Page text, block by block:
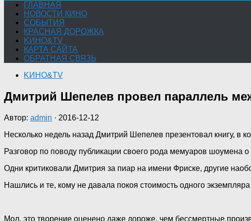
ГЛАВНАЯ
НОВОСТИ КИНО
СОБЫТИЯ
КРАСНАЯ ДОРОЖКА
KИНО&TV
КАРТА САЙТА
ОБРАТНАЯ СВЯЗЬ
KИНО&TV
Дмитрий Шепелев провел параллель
Автор: admin · 2016-12-12
Несколько недель назад Дмитрий Шепелев презентовал книгу, в
Разговор по поводу публикации своего рода мемуаров шоумена
Одни критиковали Дмитрия за пиар на имени Фриске, другие
Нашлись и те, кому не давала покоя стоимость одного
Мол, это творение оценено даже дороже, чем бессмертные